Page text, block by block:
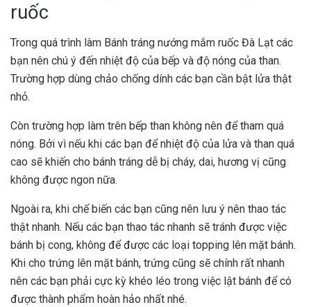
ruốc
Trong quá trình làm Bánh tráng nướng mắm ruốc Đà Lạt các
bạn nên chú ý đến nhiệt độ của bếp và độ nóng của than.
Trường hợp dùng chảo chống dính các bạn cần bật lửa thật
nhỏ.
Còn trường hợp làm trên bếp than không nên để tham quá
nóng. Bởi vì nếu khi các bạn để nhiệt độ của lửa và than quá
cao sẽ khiến cho bánh tráng dễ bị cháy, dai, hương vị cũng
không được ngon nữa.
Ngoài ra, khi chế biến các bạn cũng nên lưu ý nên thao tác
thật nhanh. Nếu các bạn thao tác nhanh sẽ tránh được việc
bánh bị cong, không để được các loại topping lên mặt bánh.
Khi cho trứng lên mặt bánh, trứng cũng sẽ chính rất nhanh
nên các bạn phải cực kỳ khéo léo trong việc lật bánh để có
được thành phẩm hoàn hảo nhất nhé.